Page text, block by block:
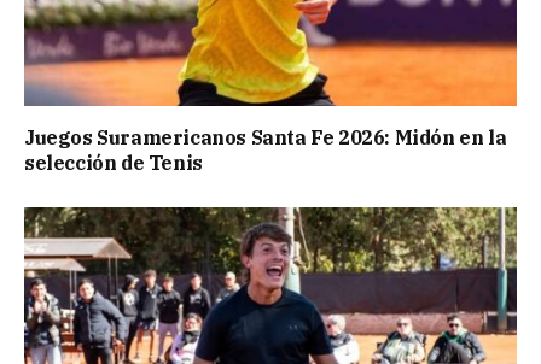
Juegos Suramericanos Santa Fe 2026: Midón en la
selección de Tenis